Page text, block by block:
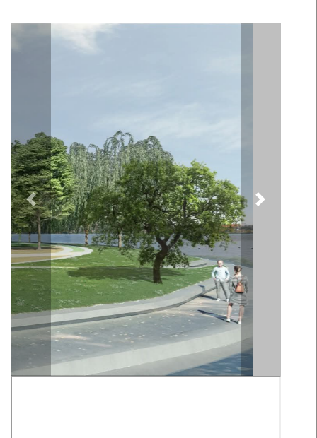
Previous Next